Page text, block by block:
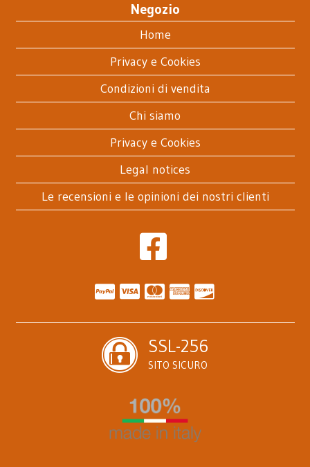
Negozio
Home
Privacy e Cookies
Condizioni di vendita
Chi siamo
Privacy e Cookies
Legal notices
Le recensioni e le opinioni dei nostri clienti
SSL-256
SITO SICURO